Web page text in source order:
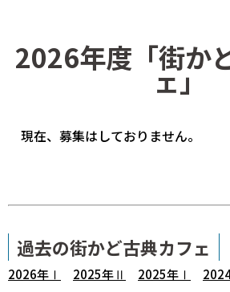
2026年度「街か
ェ」
現在、募集はしておりません。
過去の街かど古典カフェ
2026年Ⅰ 2025年Ⅱ 2025年Ⅰ